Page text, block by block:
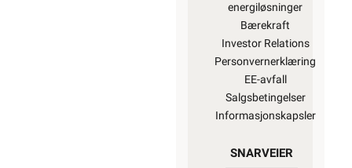
energiløsninger
Bærekraft
Investor Relations
Personvernerklæring
EE-avfall
Salgsbetingelser
Informasjonskapsler
SNARVEIER